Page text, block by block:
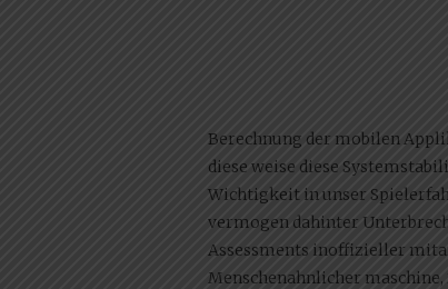
Berechnung der mobilen
diese weise diese
Wichtigkeit in unser
vermogen dahinter
Assessments inoffizieller
Menschenahnlicher